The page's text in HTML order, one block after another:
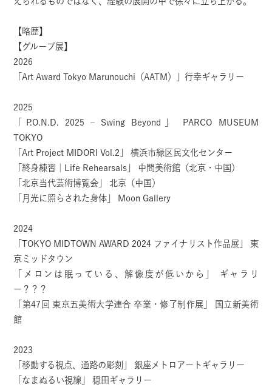
【略歴】
【グループ展】
2026
「Art Award Tokyo Marunouchi（AATM）」行幸ギャラリー
2025
「P.O.N.D. 2025 – Swing Beyond」 PARCO MUSEUM
TOKYO
「Art Project MIDORI Vol.2」 横浜市緑区民文化センター
「終身練習｜Life Rehearsals」 中間美術館（北京・中国）
「北京当代芸術博覧会」 北京（中国）
「月光に照らされた身体」 Moon Gallery
2024
「TOKYO MIDTOWN AWARD 2024 ファイナリスト作品展」 東
京ミッドタウン
「メロンは眠っている、解像度が低いから」 ギャラリ
ー？？？
「第47回 東京五美術大学連合 卒業・修了制作展」 国立新美術
館
2023
「移動する視点、通路の彫刻」 銀座メトロアートギャラリー
「なまぬるい視線」 穏田ギャラリー